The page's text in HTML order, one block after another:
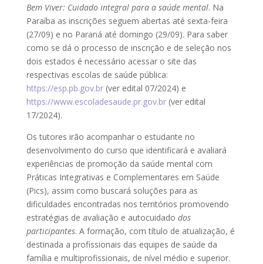
Bem Viver: Cuidado integral para a saúde mental. Na
Paraíba as inscrições seguem abertas até sexta-feira
(27/09) e no Paraná até domingo (29/09). Para saber
como se dá o processo de inscrição e de seleção nos
dois estados é necessário acessar o site das
respectivas escolas de saúde pública:
https://esp.pb.gov.br(ver edital 07/2024) e
https://www.escoladesaude.pr.gov.br(ver edital
17/2024).
Os tutores irão acompanhar o estudante no
desenvolvimento do curso que identificará e avaliará
experiências de promoção da saúde mental com
Práticas Integrativas e Complementares em Saúde
(Pics), assim como buscará soluções para as
dificuldades encontradas nos territórios promovendo
estratégias de avaliação e autocuidado dos
participantes. A formação, com título de atualização, é
destinada a profissionais das equipes de saúde da
família e multiprofissionais, de nível médio e superior.